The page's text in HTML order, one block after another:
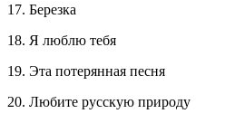
17. Березка
18. Я люблю тебя
19. Эта потерянная песня
20. Любите русскую природу